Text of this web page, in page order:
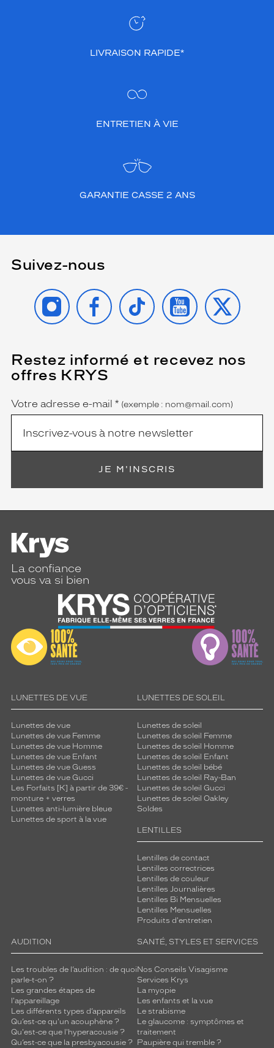
LIVRAISON RAPIDE*
ENTRETIEN À VIE
GARANTIE CASSE 2 ANS
Suivez-nous
INSTAGRAMFACEBOOK
TIKTOK YOUTUBE
X
Restez informé et recevez nos
offres KRYS
Name
Votre adresse e-mail *
(Ce
champ
est
(exemple : nom@mail.com)
JE M'INSCRIS
La confiance
vous va si bien
LUNETTES DE VUE
Lunettes de vue
Lunettes de vue Femme
Lunettes de vue Homme
Lunettes de vue Enfant
Lunettes de vue Guess
Lunettes de vue Gucci
Les Forfaits [K] à partir de 39€ -
monture + verres
Lunettes anti-lumière bleue
Lunettes de sport à la vue
LUNETTES DE SOLEIL
Lunettes de soleil
Lunettes de soleil Femme
Lunettes de soleil Homme
Lunettes de soleil Enfant
Lunettes de soleil bébé
Lunettes de soleil Ray-Ban
Lunettes de soleil Gucci
Lunettes de soleil Oakley
Soldes
LENTILLES
Lentilles de contact
Lentilles correctrices
Lentilles de couleur
Lentilles Journalières
Lentilles Bi Mensuelles
Lentilles Mensuelles
Produits d'entretien
AUDITION
Les troubles de l’audition : de quoi
parle-t-on ?
Les grandes étapes de
l'appareillage
Les différents types d’appareils
Qu’est-ce qu'un acouphène ?
Qu'est-ce que l'hyperacousie ?
Qu’est-ce que la presbyacousie ?
SANTÉ, STYLES ET SERVICES
Nos Conseils Visagisme
Services Krys
La myopie
Les enfants et la vue
Le strabisme
Le glaucome : symptômes et
traitement
Paupière qui tremble ?